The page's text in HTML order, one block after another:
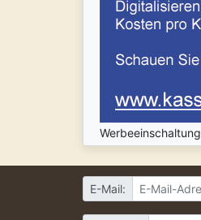
Werbeeinschaltung
E-Mail: